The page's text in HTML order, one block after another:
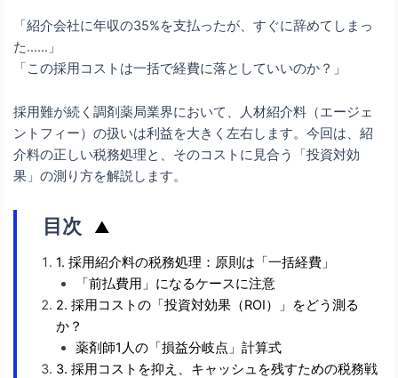
「紹介会社に年収の35%を支払ったが、すぐに辞めてしまっ
た……」
「この採用コストは一括で経費に落としていいのか？」
採用難が続く調剤薬局業界において、人材紹介料（エージェ
ントフィー）の扱いは利益を大きく左右します。今回は、紹
介料の正しい税務処理と、そのコストに見合う「投資対効
果」の測り方を解説します。
目次 ▲
1. 採用紹介料の税務処理：原則は「一括経費」
「前払費用」になるケースに注意
2. 採用コストの「投資対効果（ROI）」をどう測る
か？
薬剤師1人の「損益分岐点」計算式
3. 採用コストを抑え、キャッシュを残すための税務戦